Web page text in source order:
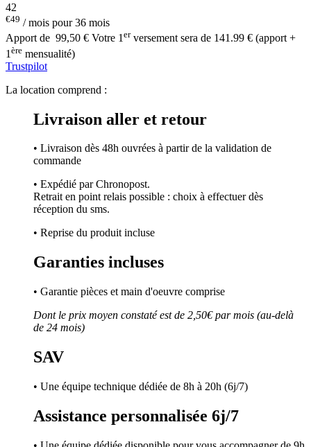
42
€49 / mois pour 36 mois
Apport de 99,50 € Votre 1 erversement sera de 141.99 € (apport +
1 ère mensualité)
Trustpilot
La location comprend :
Livraison aller et retour
• Livraison dès 48h ouvrées à partir de la validation de
commande
• Expédié par Chronopost.
Retrait en point relais possible : choix à effectuer dès
réception du sms.
• Reprise du produit incluse
Garanties incluses
• Garantie pièces et main d'oeuvre comprise
Dont le prix moyen constaté est de 2,50€ par mois (au-delà
de 24 mois)
SAV
• Une équipe technique dédiée de 8h à 20h (6j/7)
Assistance personnalisée 6j/7